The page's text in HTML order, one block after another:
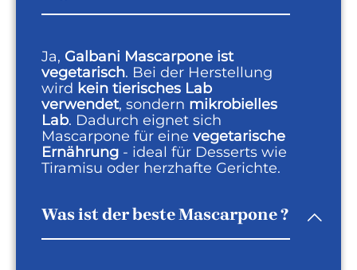
Ja, Galbani Mascarpone ist
vegetarisch. Bei der Herstellung
wird kein tierisches Lab
verwendet, sondern mikrobielles
Lab. Dadurch eignet sich
Mascarpone für eine vegetarische
Ernährung - ideal für Desserts wie
Tiramisu oder herzhafte Gerichte.
Was ist der beste Mascarpone ?